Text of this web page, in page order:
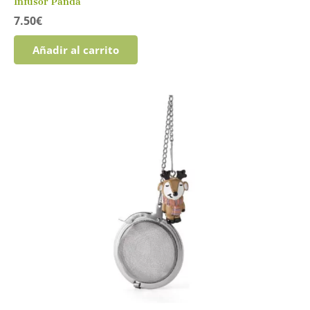
7.50€
Añadir al carrito